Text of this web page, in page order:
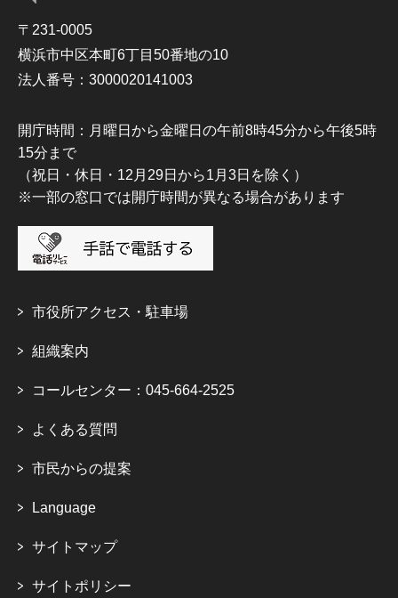
〒231-0005
横浜市中区本町6丁目50番地の10
法人番号：3000020141003
開庁時間：月曜日から金曜日の午前8時45分から午後5時
15分まで
（祝日・休日・12月29日から1月3日を除く）
※一部の窓口では開庁時間が異なる場合があります
市役所アクセス・駐車場
組織案内
コールセンター：045-664-2525
よくある質問
市民からの提案
Language
サイトマップ
サイトポリシー